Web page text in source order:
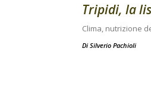
Tripidi, la
Clima, nutrizione
Di Silverio Pachioli